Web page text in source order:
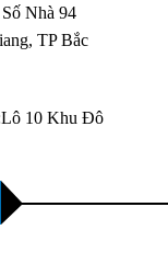
Nhà 94
TP Bắc
10 Khu Đô